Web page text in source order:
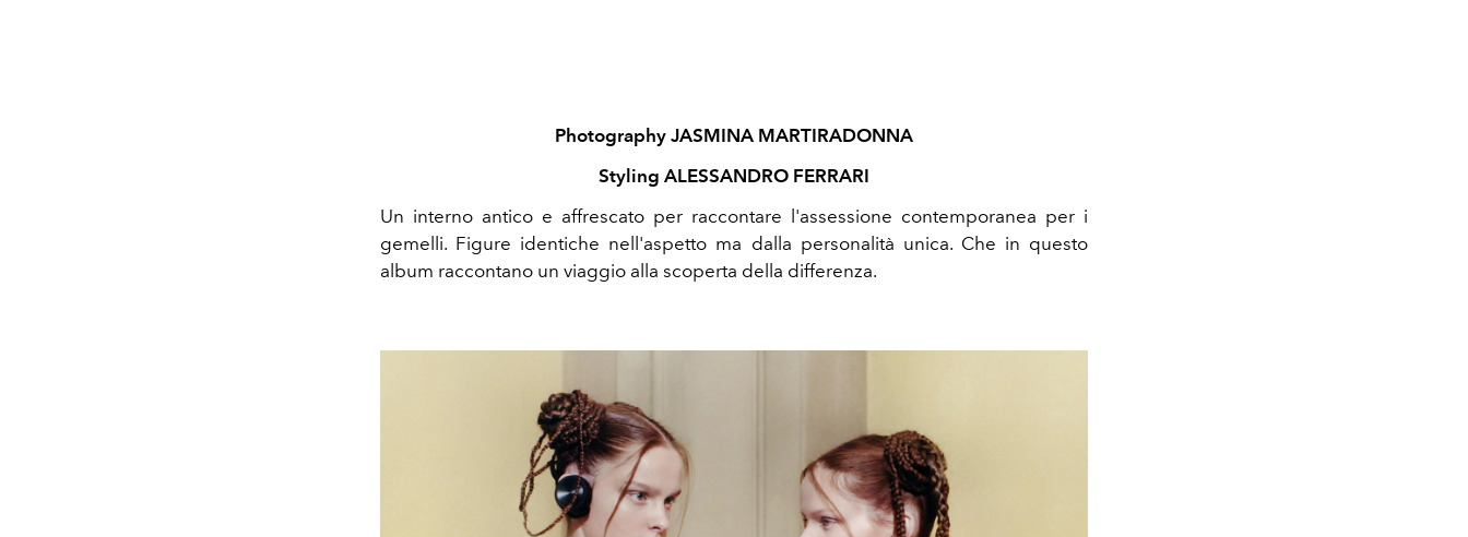
Photography JASMINA MARTIRADONNA
Styling ALESSANDRO FERRARI
Un interno antico e affrescato per raccontare l'assessione contemporanea per i
gemelli. Figure identiche nell'aspetto ma dalla personalità unica. Che in questo
album raccontano un viaggio alla scoperta della differenza.